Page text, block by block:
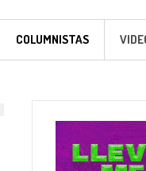
COLUMNISTAS